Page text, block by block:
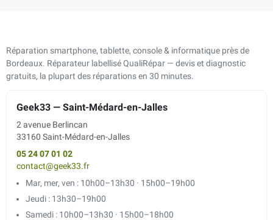
Réparation smartphone, tablette, console & informatique près de
Bordeaux. Réparateur labellisé QualiRépar — devis et diagnostic
gratuits, la plupart des réparations en 30 minutes.
Geek33 — Saint-Médard-en-Jalles
2 avenue Berlincan
33160 Saint-Médard-en-Jalles
05 24 07 01 02
contact@geek33.fr
Mar, mer, ven : 10h00–13h30 · 15h00–19h00
Jeudi : 13h30–19h00
Samedi : 10h00–13h30 · 15h00–18h00